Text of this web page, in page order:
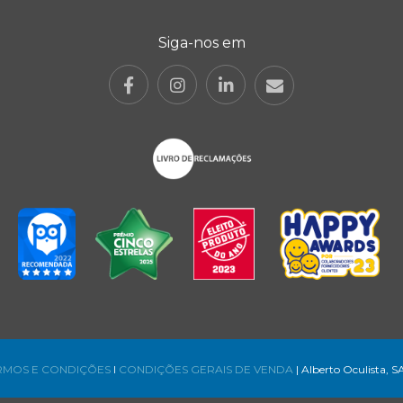
Siga-nos em
E CONDIÇÕES l CONDIÇÕES GERAIS DE VENDA | Alberto Oculista,